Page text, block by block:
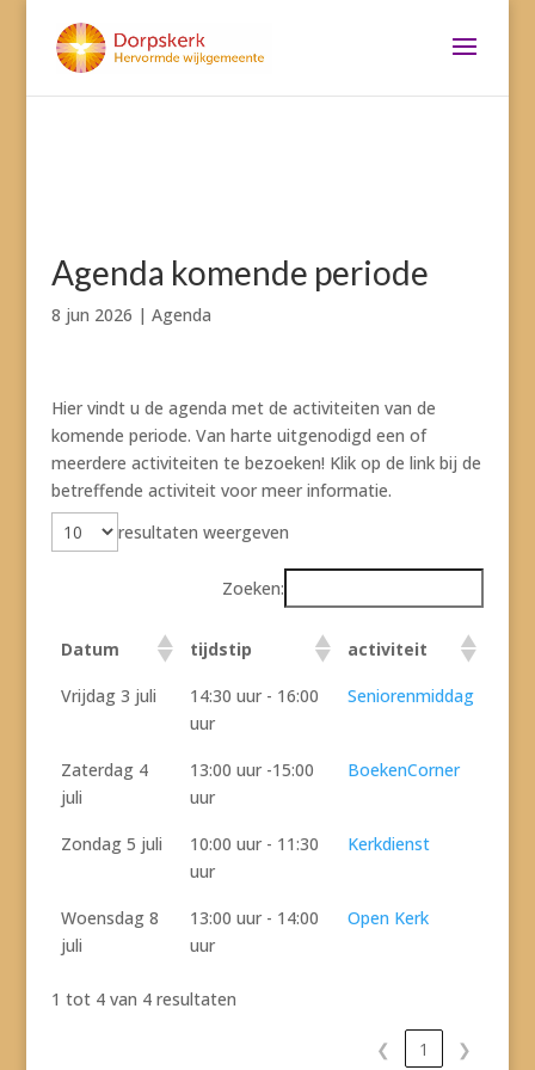
Agenda komende periode
8 jun 2026 | Agenda
Hier vindt u de agenda met de activiteiten van de
komende periode. Van harte uitgenodigd een of
meerdere activiteiten te bezoeken! Klik op de link bij de
betreffende activiteit voor meer informatie.
resultaten weergeven
Zoeken:
Datum tijdstip activiteit
Vrijdag 3 juli
14:30 uur - 16:00
uur
Seniorenmiddag
Zaterdag 4
juli
13:00 uur -15:00
uur
BoekenCorner
Zondag 5 juli
10:00 uur - 11:30
uur
Kerkdienst
Woensdag 8
juli
13:00 uur - 14:00
uur
Open Kerk
1 tot 4 van 4 resultaten
❮ 1 ❯